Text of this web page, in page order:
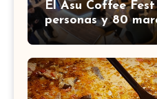
El Asu Coffee
personas y 80